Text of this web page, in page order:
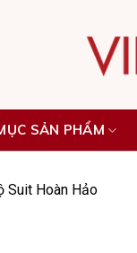
SẢN PHẨM
Suit Hoàn Hảo